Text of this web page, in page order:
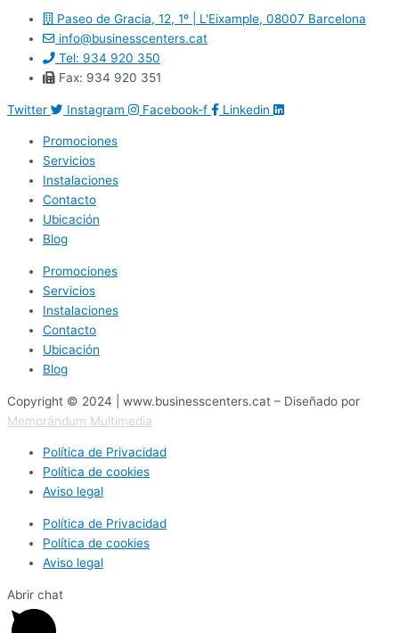
Paseo de Gracia, 12, 1º | L'Eixample, 08007 Barcelona
info@businesscenters.cat
Tel: 934 920 350
Fax: 934 920 351
Twitter Instagram Facebook-f Linkedin
Promociones
Servicios
Instalaciones
Contacto
Ubicación
Blog
Promociones
Servicios
Instalaciones
Contacto
Ubicación
Blog
Copyright © 2024 | www.businesscenters.cat – Diseñado por
Memorándum Multimedia
Política de Privacidad
Política de cookies
Aviso legal
Política de Privacidad
Política de cookies
Aviso legal
Abrir chat